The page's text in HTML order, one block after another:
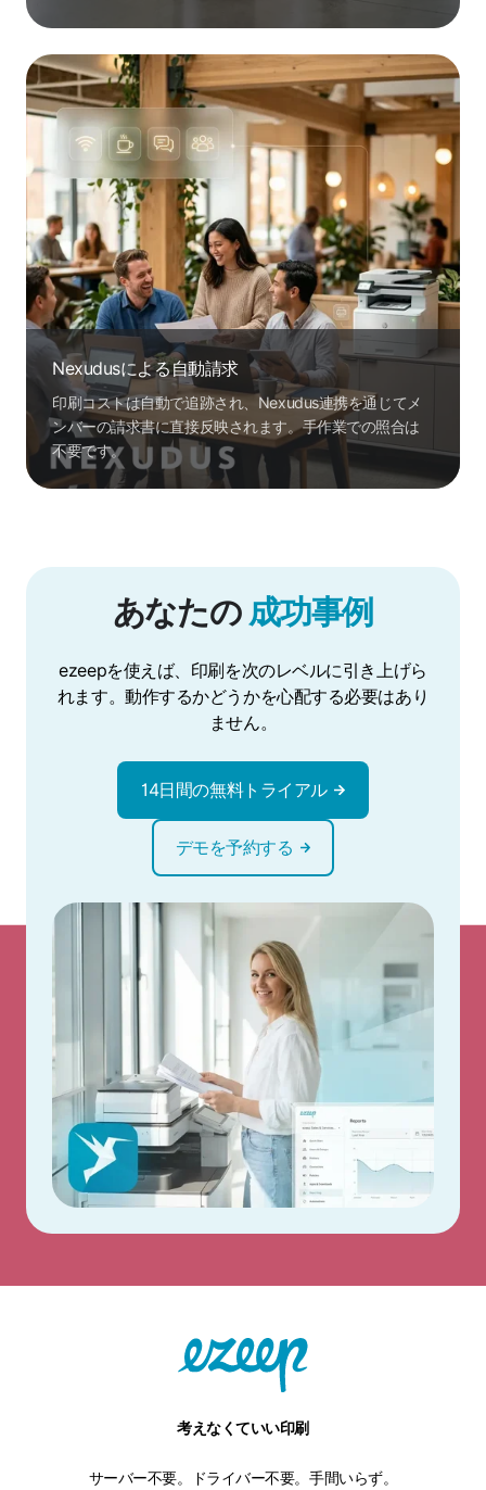
Nexudusによる自動請求
印刷コストは自動で追跡され、Nexudus連携を通じてメ
ンバーの請求書に直接反映されます。手作業での照合は
不要です。
あなたの 成功事例
ezeepを使えば、印刷を次のレベルに引き上げら
れます。動作するかどうかを心配する必要はあり
ません。
14日間の無料トライアル
デモを予約する
考えなくていい印刷
サーバー不要。ドライバー不要。手間いらず。